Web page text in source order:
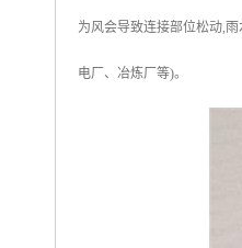
为风会导致连接部位松动,
电厂、冶炼厂等)。